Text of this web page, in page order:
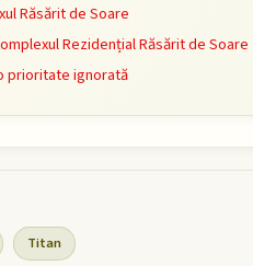
Răsărit de Soare
Rezidențial Răsărit de Soare
prioritate ignorată
Titan